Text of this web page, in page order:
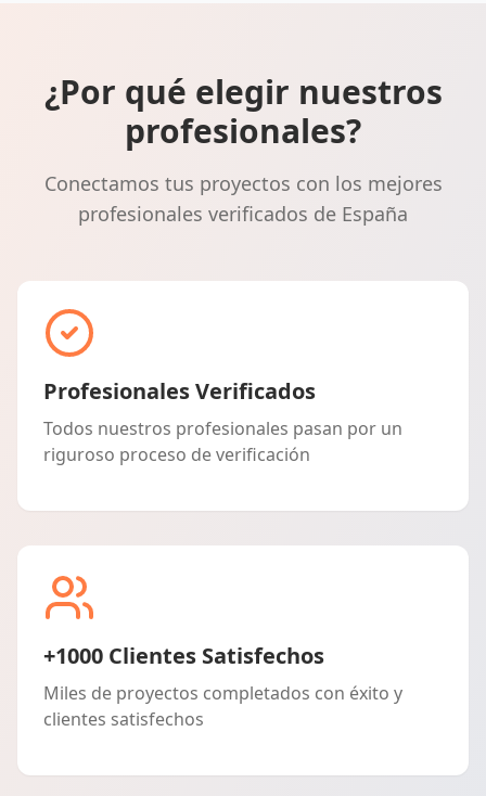
¿Por qué elegir nuestros
profesionales?
Conectamos tus proyectos con los mejores
profesionales verificados de España
Profesionales Verificados
Todos nuestros profesionales pasan por un
riguroso proceso de verificación
+1000 Clientes Satisfechos
Miles de proyectos completados con éxito y
clientes satisfechos